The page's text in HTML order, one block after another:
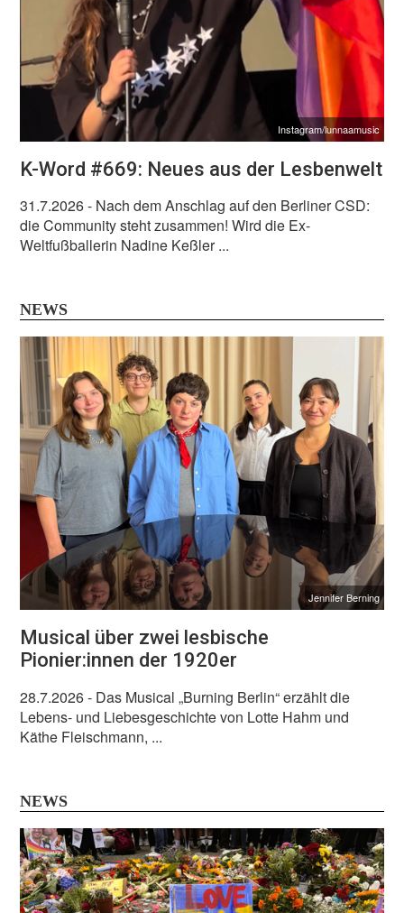
Instagram/lunnaamusic
K-Word #669: Neues aus der Lesbenwelt
31.7.2026- Nach dem Anschlag auf den Berliner CSD:
die Community steht zusammen! Wird die Ex-
Weltfußballerin Nadine Keßler ...
NEWS
Jennifer Berning
Musical über zwei lesbische
Pionier:innen der 1920er
28.7.2026- Das Musical „Burning Berlin“ erzählt die
Lebens- und Liebesgeschichte von Lotte Hahm und
Käthe Fleischmann, ...
NEWS